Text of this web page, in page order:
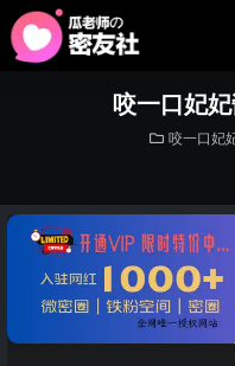
咬一口妃妃
咬一口妃